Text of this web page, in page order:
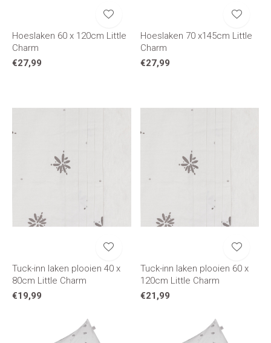
Hoeslaken 60 x 120cm Little
Charm
€27,99
Hoeslaken 70 x145cm Little
Charm
€27,99
Tuck-inn laken plooien 40 x
80cm Little Charm
€19,99
Tuck-inn laken plooien 60 x
120cm Little Charm
€21,99